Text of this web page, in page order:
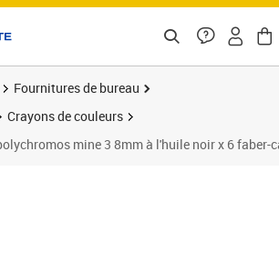
Fournitures de bureau
Crayons de couleurs
mine 3 8mm à l'huile noir x 6 faber-